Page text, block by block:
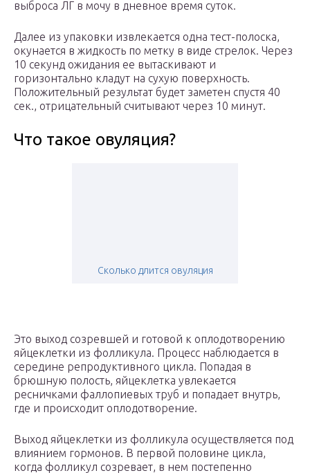
выброса ЛГ в мочу в дневное время суток.
Далее из упаковки извлекается одна тест-полоска,
окунается в жидкость по метку в виде стрелок. Через
10 секунд ожидания ее вытаскивают и
горизонтально кладут на сухую поверхность.
Положительный результат будет заметен спустя 40
сек., отрицательный считывают через 10 минут.
Что такое овуляция?
Сколько длится овуляция
Это выход созревшей и готовой к оплодотворению
яйцеклетки из фолликула. Процесс наблюдается в
середине репродуктивного цикла. Попадая в
брюшную полость, яйцеклетка увлекается
ресничками фаллопиевых труб и попадает внутрь,
где и происходит оплодотворение.
Выход яйцеклетки из фолликула осуществляется под
влиянием гормонов. В первой половине цикла,
когда фолликул созревает, в нем постепенно